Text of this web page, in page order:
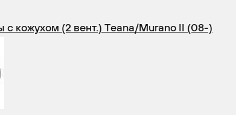
с кожухом (2 вент.) Teana/Murano II (08-)